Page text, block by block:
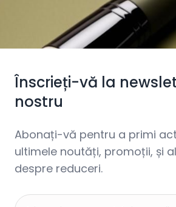
Înscrieți-vă la
nostru
Abonați-vă pentru a primi
ultimele noutăți, promoții, și
despre reduceri.